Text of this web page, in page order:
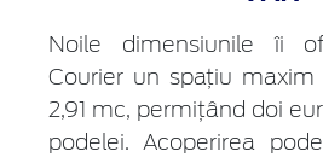
Noile dimensiunile îi
Courier un spațiu
2,91 mc, permițând doi
podelei. Acoperirea